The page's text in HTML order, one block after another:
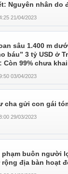
Nguyên nhân do
21/04/2023
sâu 1.400 m
báu” 3 tỷ USD ở
Còn 99% chưa
03/04/2023
cha gửi con gái
29/03/2023
phạm buôn người
rộng địa bàn hoạt